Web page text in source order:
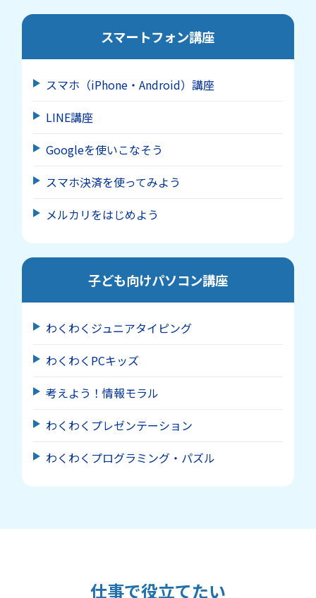
スマートフォン講座
スマホ（iPhone・Android）講座
LINE講座
Googleを使いこなそう
スマホ決済を使ってみよう
メルカリをはじめよう
子ども向けパソコン講座
わくわくジュニアタイピング
わくわくPCキッズ
考えよう！情報モラル
わくわくプレゼンテーション
わくわくプログラミング・パズル
仕事で役立てたい